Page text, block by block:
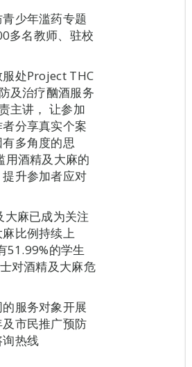
少年滥药专题
多名教师、驻校
处Project THC
及治疗酗酒服务
主讲， 让参加
分享真实个案
多角度的思
用酒精及大麻的
升参加者应对
麻已成为关注
比例持续上
51.99%的学生
对酒精及大麻危
服务对象开展
市民推广预防
热线